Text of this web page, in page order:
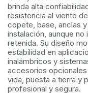
brinda alta
resistencia al viento
copete, base, anclas
instalación, aunque
retenida. Su diseño
estabilidad en
inalámbricos y
accesorios
vida, puesta a tierra y
profesional y segura.